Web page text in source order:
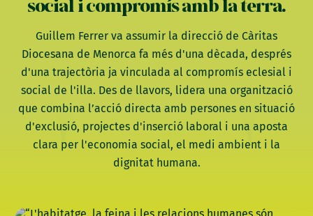
social i compromís amb la terra.
Guillem Ferrer va assumir la direcció de Càritas
Diocesana de Menorca fa més d'una dècada, després
d'una trajectòria ja vinculada al compromís eclesial i
social de l'illa. Des de llavors, lidera una organització
que combina l’acció directa amb persones en situació
d'exclusió, projectes d'inserció laboral i una aposta
clara per l'economia social, el medi ambient i la
dignitat humana.